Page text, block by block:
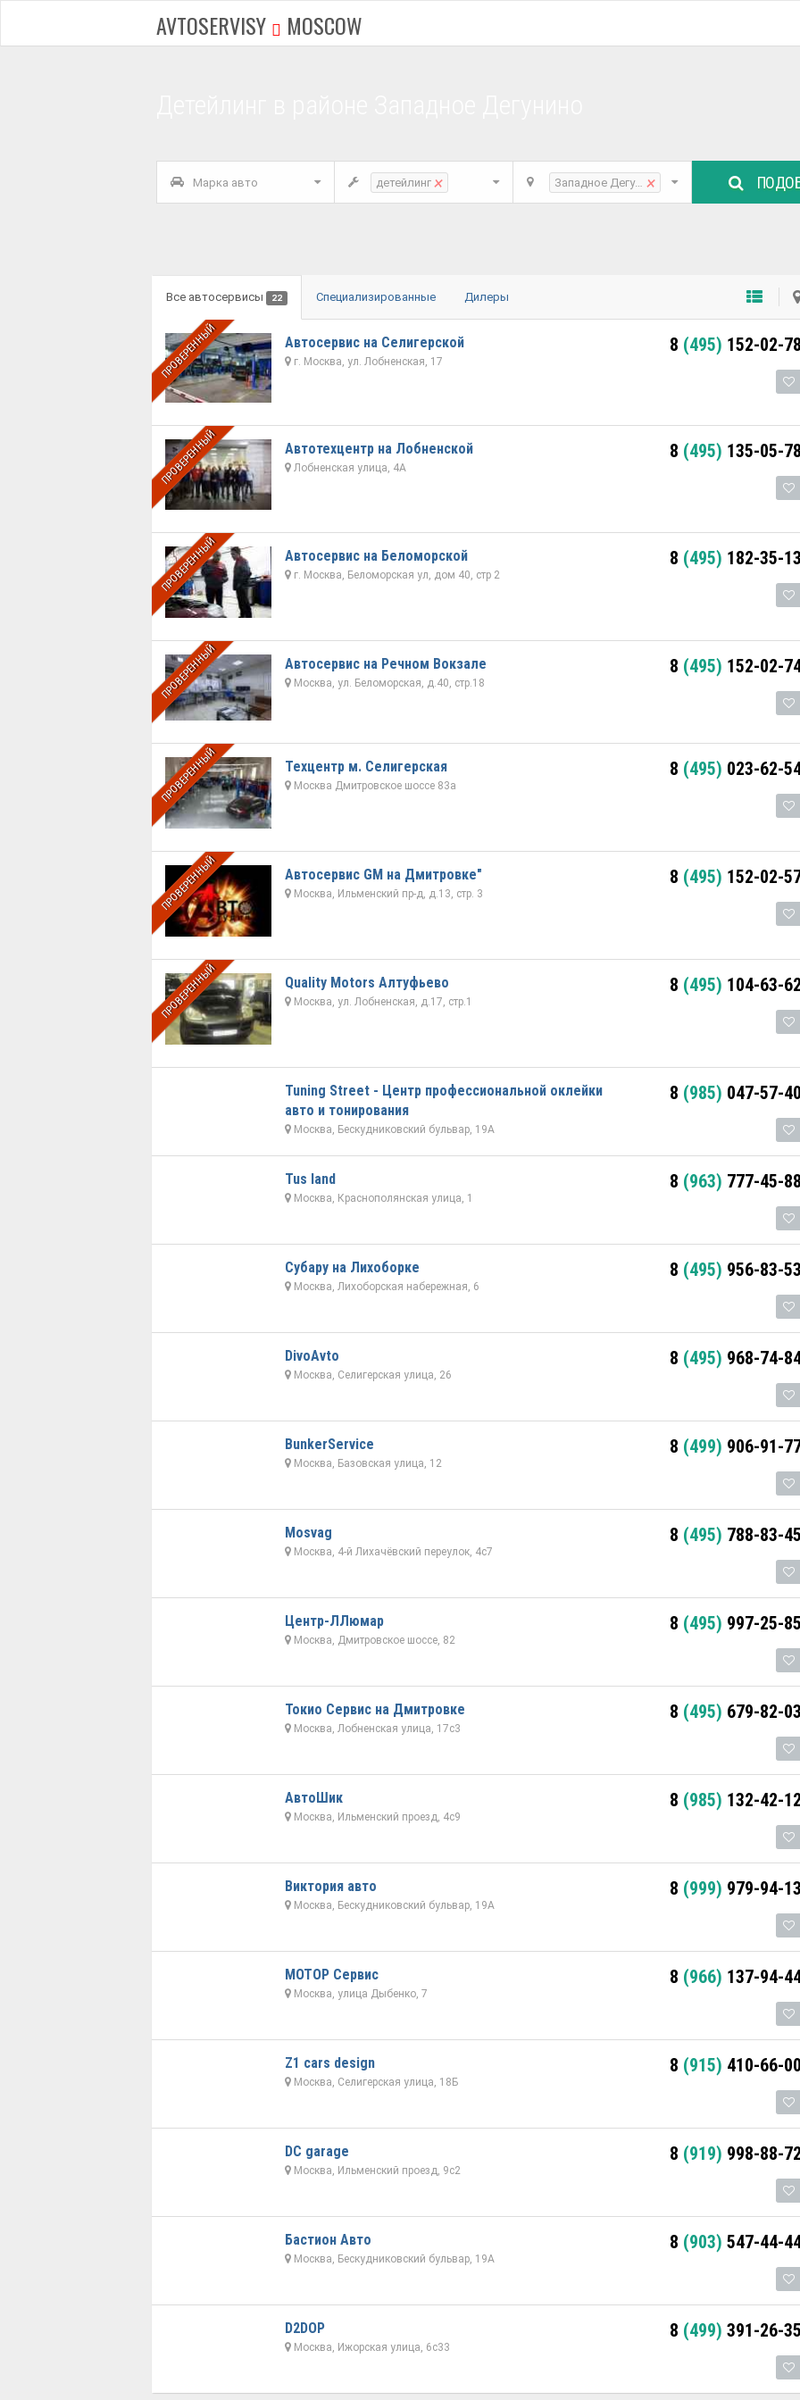
AVTOSERVISY MOSCOW
Марка авто детейлинг × Западное Дегунино
×
Все автосервисы 22 Специализированные Дилеры
ПРОВЕРЕННЫЙ Автосервис на Селигерской
г. Москва, ул. Лобненская, 17
8 (495) 152-02-78
ПРОВЕРЕННЫЙ Автотехцентр на Лобненской
Лобненская улица, 4А
8 (495) 135-05-78
ПРОВЕРЕННЫЙ Автосервис на Беломорской
г. Москва, Беломорская ул, дом 40, стр 2
8 (495) 182-35-13
ПРОВЕРЕННЫЙ Автосервис на Речном Вокзале
Москва, ул. Беломорская, д.40, стр.18
8 (495) 152-02-
ПРОВЕРЕННЫЙ Техцентр м. Селигерская
Москва Дмитровское шоссе 83а
8 (495) 023-62-
ПРОВЕРЕННЫЙ Автосервис GM на Дмитровке"
Москва, Ильменский пр-д, д.13, стр. 3
8 (495) 152-02-
ПРОВЕРЕННЫЙ Quality Motors Алтуфьево
Москва, ул. Лобненская, д.17, стр.1
8 (495) 104-63-62
Tuning Street - Центр профессиональной оклейки
авто и тонирования
Москва, Бескудниковский бульвар, 19А
8 (985) 047-57-40
Tus land
Москва, Краснополянская улица, 1
8 (963) 777-45-88
Субару на Лихоборке
Москва, Лихоборская набережная, 6
8 (495) 956-83-53
DivoAvto
Москва, Селигерская улица, 26
8 (495) 968-74-
BunkerService
Москва, Базовская улица, 12
8 (499) 906-91-
Mosvag
Москва, 4-й Лихачёвский переулок, 4с7
8 (495) 788-83-45
Центр-ЛЛюмар
Москва, Дмитровское шоссе, 82
8 (495) 997-25-85
Токио Сервис на Дмитровке
Москва, Лобненская улица, 17с3
8 (495) 679-82-03
АвтоШик
Москва, Ильменский проезд, 4с9
8 (985) 132-42-12
Виктория авто
Москва, Бескудниковский бульвар, 19А
8 (999) 979-94-13
МОТОР Сервис
Москва, улица Дыбенко, 7
8 (966) 137-94-
Z1 cars design
Москва, Селигерская улица, 18Б
8 (915) 410-66-00
DC garage
Москва, Ильменский проезд, 9с2
8 (919) 998-88-72
Бастион Авто
Москва, Бескудниковский бульвар, 19А
8 (903) 547-44-
D2DOP
Москва, Ижорская улица, 6с33
8 (499) 391-26-35